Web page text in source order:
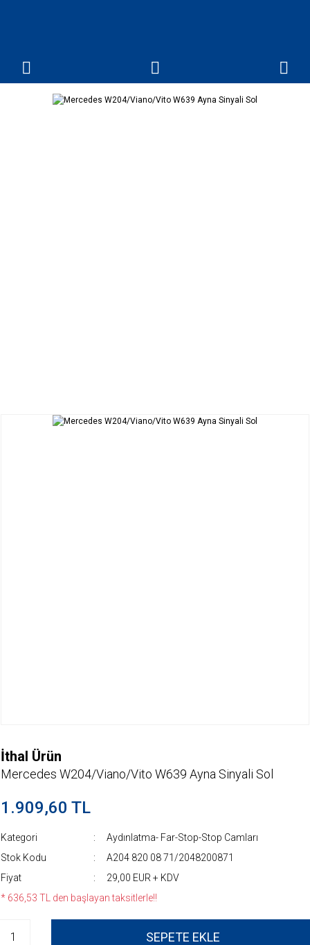
İthal Ürün
Mercedes W204/Viano/Vito W639 Ayna Sinyali Sol
1.909,60 TL
Kategori
Aydınlatma- Far-Stop-Stop Camları
Stok Kodu
A204 820 08 71/2048200871
Fiyat
29,00 EUR + KDV
* 636,53 TL den başlayan taksitlerle!!
SEPETE EKLE